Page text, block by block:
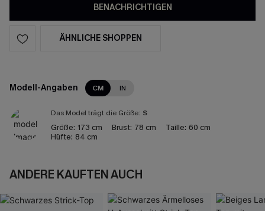
BENACHRICHTIGEN
ÄHNLICHE SHOPPEN
Modell-Angaben CM IN
Das Model trägt die Größe: S
Größe: 173 cm Brust: 78 cm Taille: 60 cm
Hüfte: 84 cm
ANDERE KAUFTEN AUCH